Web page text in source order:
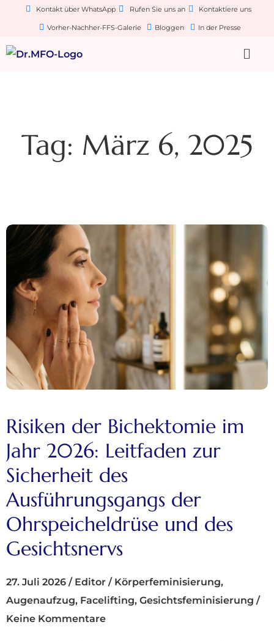
Kontakt über WhatsApp Rufen Sie uns an Kontaktiere uns
Vorher-Nachher-FFS-Galerie Bloggen In der Presse
Tag: März 6, 2025
Risiken der Bichektomie im
Jahr 2026: Leitfaden zur
Sicherheit des
Ausführungsgangs der
Ohrspeicheldrüse und des
Gesichtsnervs
27. Juli 2026 / Editor / Körperfeminisierung,
Augenaufzug, Facelifting, Gesichtsfeminisierung /
Keine Kommentare